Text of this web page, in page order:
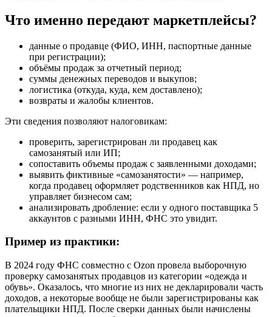
Что именно передают маркетплейсы?
данные о продавце (ФИО, ИНН, паспортные данные
при регистрации);
объёмы продаж за отчетный период;
суммы денежных переводов и выкупов;
логистика (откуда, куда, кем доставлено);
возвраты и жалобы клиентов.
Эти сведения позволяют налоговикам:
проверить, зарегистрирован ли продавец как
самозанятый или ИП;
сопоставить объемы продаж с заявленными доходами;
выявить фиктивные «самозанятости» — например,
когда продавец оформляет родственников как НПД, но
управляет бизнесом сам;
анализировать дробление: если у одного поставщика 5
аккаунтов с разными ИНН, ФНС это увидит.
Пример из практики:
В 2024 году ФНС совместно с Ozon провела выборочную
проверку самозанятых продавцов из категории «одежда и
обувь». Оказалось, что многие из них не декларировали часть
доходов, а некоторые вообще не были зарегистрированы как
плательщики НПД. После сверки данных были начислены